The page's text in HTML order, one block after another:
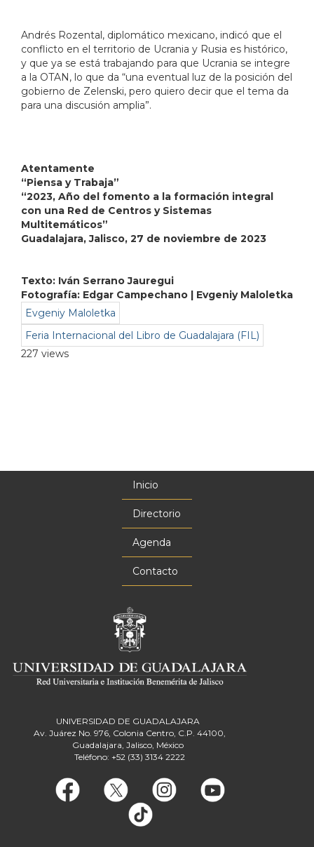
Andrés Rozental, diplomático mexicano, indicó que el
conflicto en el territorio de Ucrania y Rusia es histórico,
y que ya se está trabajando para que Ucrania se integre
a la OTAN, lo que da “una eventual luz de la posición del
gobierno de Zelenski, pero quiero decir que el tema da
para una discusión amplia”.
Atentamente
“Piensa y Trabaja”
“2023, Año del fomento a la formación integral
con una Red de Centros y Sistemas
Multitemáticos”
Guadalajara, Jalisco, 27 de noviembre de 2023
Texto: Iván Serrano Jauregui
Fotografía: Edgar Campechano | Evgeniy Maloletka
Evgeniy Maloletka
Feria Internacional del Libro de Guadalajara (FIL)
227 views
Inicio
Directorio
Agenda
Contacto
UNIVERSIDAD DE GUADALAJARA
Av. Juárez No. 976, Colonia Centro, C.P. 44100,
Guadalajara, Jalisco, México
Teléfono: +52 (33) 3134 2222